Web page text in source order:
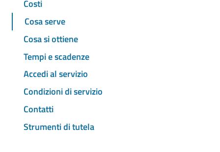
Costi
Cosa serve
Cosa si ottiene
Tempi e scadenze
Accedi al servizio
Condizioni di servizio
Contatti
Strumenti di tutela